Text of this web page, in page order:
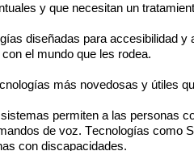
y que necesitan un
diseñadas para accesibilidad
el mundo que les rodea.
más novedosas y útiles
permiten a las personas
de voz. Tecnologías como
con discapacidades.